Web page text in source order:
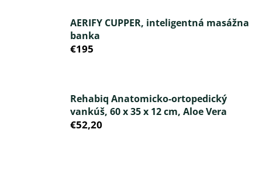
AERIFY CUPPER, inteligentná masážna
banka
€195
Rehabiq Anatomicko-ortopedický
vankúš, 60 x 35 x 12 cm, Aloe Vera
€52,20